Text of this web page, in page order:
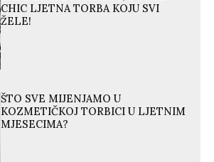
CHIC LJETNA TORBA KOJU SVI
ŽELE!
ŠTO SVE MIJENJAMO U
KOZMETIČKOJ TORBICI U LJETNIM
MJESECIMA?